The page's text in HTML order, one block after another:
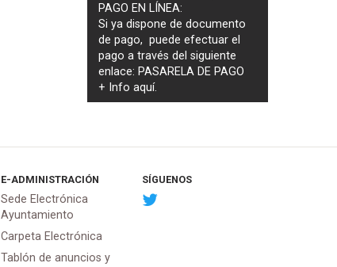
PAGO EN LÍNEA:
Si ya dispone de documento
de pago, puede efectuar el
pago a través del siguiente
enlace: PASARELA DE PAGO
+ Infoaquí.
E-ADMINISTRACIÓN
Sede Electrónica
Ayuntamiento
Carpeta Electrónica
Tablón de anuncios y
SÍGUENOS